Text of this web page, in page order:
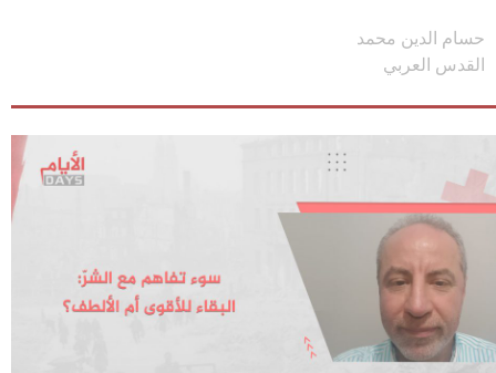
حسام الدين محمد
القدس العربي